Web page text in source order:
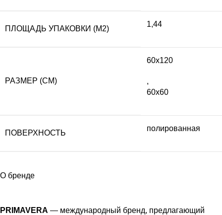
ПЛОЩАДЬ УПАКОВКИ (М2)
1,44
РАЗМЕР (СМ)
60х120
,
60х60
ПОВЕРХНОСТЬ
полированная
О бренде
PRIMAVERA — международный бренд, предлагающий